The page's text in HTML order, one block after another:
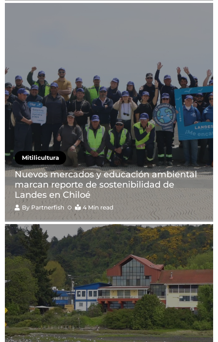
Mitilicultura
Nuevos mercados y educación ambiental
marcan reporte de sostenibilidad de
Landes en Chiloé
By Partnerfish 4 Min read